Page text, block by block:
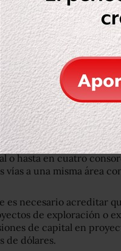
espera contar con
aceite pesado,
mayormente crudo
reconfiguradas
Uno para incluir
economías de
Nacional de
de la Ronda
hasta en cuatro
vías a una misma área
es necesario acreditar
de exploración o
de capital en
de dólares.